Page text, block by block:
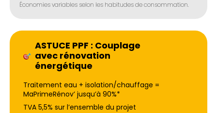
Économies variables selon les habitudes de consommation.
ASTUCE PPF : Couplage
avec rénovation
énergétique
Traitement eau + isolation/chauffage =
MaPrimeRénov’ jusqu’à 90%*
TVA 5,5% sur l’ensemble du projet